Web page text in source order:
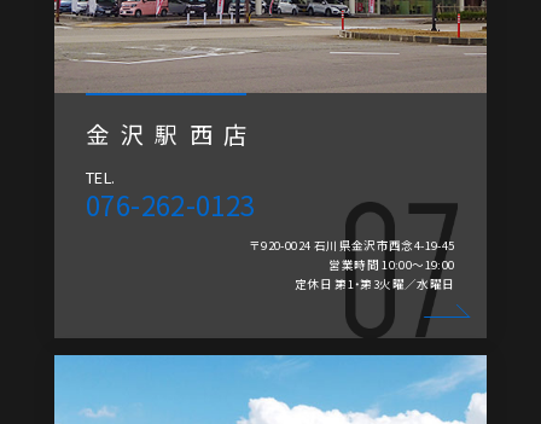
金沢駅西店
TEL.
076-262-0123
〒920-0024 石川県金沢市西念4-19-45
営業時間 10:00～19:00
定休日 第1・第3火曜／水曜日